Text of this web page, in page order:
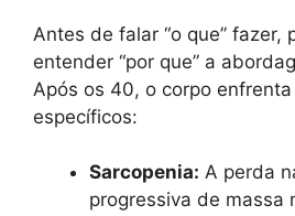
Antes de falar “o que” fazer,
entender “por que” a
Após os 40, o corpo
específicos:
Sarcopenia: A perda
progressiva de massa